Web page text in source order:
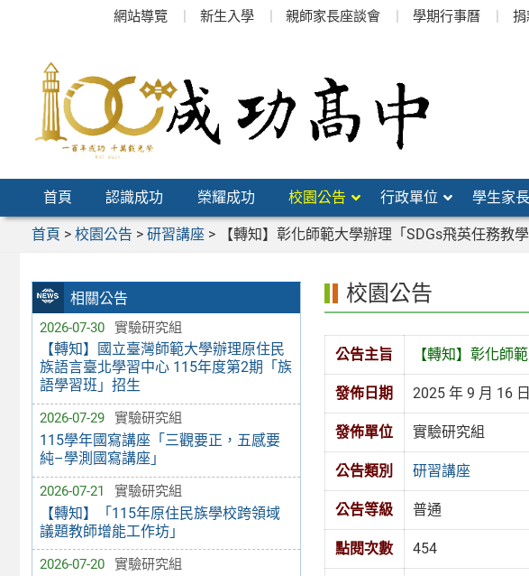
網站導覽 新生入學 親師家長座談會 學期行事曆 捐
首頁 認識成功 榮耀成功 校園公告 行政單位 學生家
首頁 > 校園公告 > 研習講座> 【轉知】彰化師範大學辦理「SDGs飛英任務教
相關公告
2026-07-30 實驗研究組
【轉知】國立臺灣師範大學辦理原住民
族語言臺北學習中心 115年度第2期「族
語學習班」招生
2026-07-29 實驗研究組
115學年國寫講座「三觀要正，五感要
純–學測國寫講座」
2026-07-21 實驗研究組
【轉知】「115年原住民族學校跨領域
議題教師增能工作坊」
2026-07-20 實驗研究組
校園公告
公告主旨 【轉知】彰化師
發佈日期 2025 年 9 月 16 日
發佈單位 實驗研究組
公告類別 研習講座
公告等級 普通
點閱次數 454